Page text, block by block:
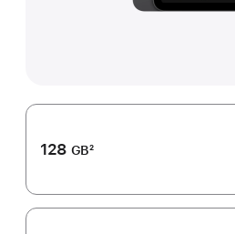
128 GB2